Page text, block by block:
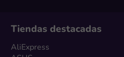
Tiendas destacadas
AliExpress